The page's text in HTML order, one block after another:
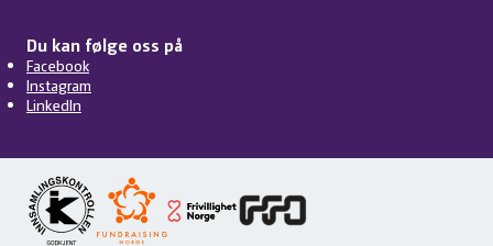
Du kan følge oss på
Facebook
Instagram
LinkedIn